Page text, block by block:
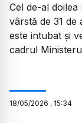
Cel de-al
vârstă de 31
este intubat și
cadrul
18/05/2026 , 15:34